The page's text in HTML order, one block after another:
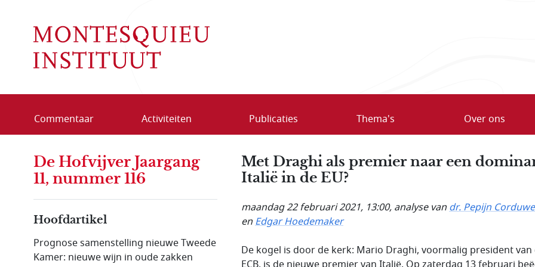
Commentaar Activiteiten Publicaties Thema's Over ons
Met Draghi als premier naar een
Italië in de EU?
maandag 22 februari 2021, 13:00, analyse vandr. Pepijn
enEdgar Hoedemaker
De kogel is door de kerk: Mario Draghi, voormalig president van
De Hofvijver Jaargang
11, nummer 116
Hoofdartikel
Prognose samenstelling nieuwe Tweede
Kamer: nieuwe wijn in oude zakken